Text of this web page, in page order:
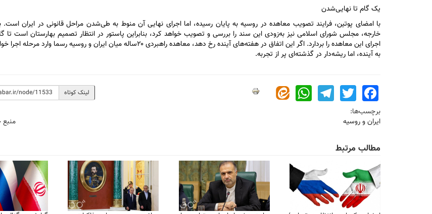
یک گام تا نهایی‌شدن
با امضای پوتین، فرایند تصویب معاهده در روسیه به پایان رسیده، اما اجرای نهایی آن منوط به طی‌شدن مراحل قانونی در ایران است.
خارجه، مجلس شورای اسلامی نیز به‌زودی این سند را بررسی و تصویب خواهد کرد، بنابراین پاستور در انتظار تصمیم بهارستان است تا
اجرای این معاهده را بردارد. اگر این اتفاق در هفته‌های آینده رخ دهد، معاهده راهبردی ۲۰‌ساله میان ایران و
به آینده، اما ریشه‌دار در گذشته‌ای پر از تجربه.
لینک کوتاه Facebook
Twitter
Telegram
WhatsApp
برچسب‌ها:
ایران و روسیه
مطالب مرتبط